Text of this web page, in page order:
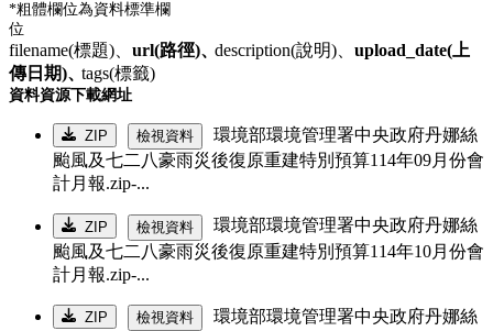
*粗體欄位為資料標準欄
位
filename(標題)、 url(路徑)、description(說明)、 upload_date(上
傳日期)、tags(標籤)
資料資源下載網址
ZIP 檢視資料
環境部環境管理署中央政府丹娜絲
颱風及七二八豪雨災後復原重建特別預算114年09月份會
計月報.zip-...
ZIP 檢視資料
環境部環境管理署中央政府丹娜絲
颱風及七二八豪雨災後復原重建特別預算114年10月份會
計月報.zip-...
ZIP 檢視資料
環境部環境管理署中央政府丹娜絲